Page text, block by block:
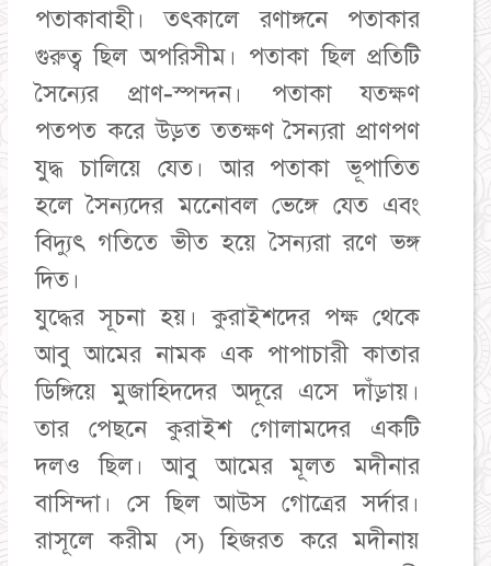
পতাকাবাহী। তৎকালে রণাঙ্গনে পতাকার
গুরুত্ব ছিল অপরিসীম। পতাকা ছিল প্রতিটি
সৈন্যের প্রাণ-স্পন্দন। পতাকা যতক্ষণ
পতপত করে উড়ত ততক্ষণ সৈন্যরা প্রাণপণ
যুদ্ধ চালিয়ে যেত। আর পতাকা ভূপাতিত
হলে সৈন্যদের মনোেবল ভেঙ্গে যেত এবং
বিদ্যুৎ গতিতে ভীত হয়ে সৈন্যরা রণে ভঙ্গ
দিত।
যুদ্ধের সূচনা হয়। কুরাইশদের পক্ষ থেকে
আবু আমের নামক এক পাপাচারী কাতার
ডিঙ্গিয়ে মুজাহিদদের অদূরে এসে দাঁড়ায়।
তার পেছনে কুরাইশ গোলামদের একটি
দলও ছিল। আবু আমের মূলত মদীনার
বাসিন্দা। সে ছিল আউস গোত্রের সর্দার।
রাসূলে করীম (স) হিজরত করে মদীনায়